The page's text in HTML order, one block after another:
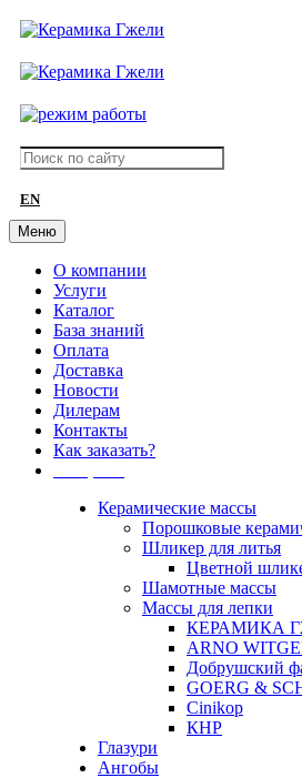
EN
Меню
О компании
Услуги
Каталог
База знаний
Оплата
Доставка
Новости
Дилерам
Контакты
Как заказать?
Керамические массы
Порошковые
Шликер для литья
Цветной
Шамотные массы
Массы для лепки
КЕРАМИКА
ARNO
Добрушский
GOERG &
Cinikop
КНР
Глазури
Ангобы